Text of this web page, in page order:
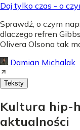
Daj tylko czas - o
Sprawdź, o czym
dlaczego refren
Olivera Olsona tak
Damian Michalak
Teksty
Kultura hip-
aktualności